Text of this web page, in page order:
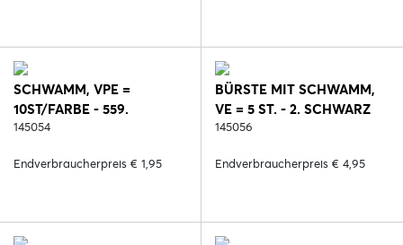
SCHWAMM, VPE =
10ST/FARBE - 559.
HELLBLAU
145054
Endverbraucherpreis € 1,95
BÜRSTE MIT SCHWAMM,
VE = 5 ST. - 2. SCHWARZ
145056
Endverbraucherpreis € 4,95